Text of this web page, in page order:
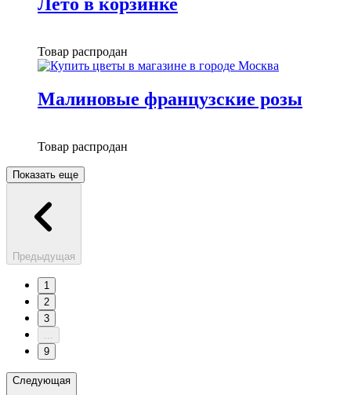
Лето в корзинке
Товар распродан
Малиновые французские розы
Товар распродан
Показать еще
Предыдущая
1
2
3
...
9
Следующая